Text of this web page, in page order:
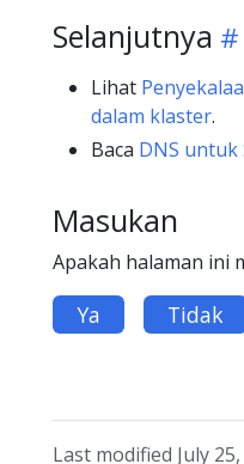
Selanjutnya
Lihat
dalam klaster.
Baca DNS untuk
Masukan
Apakah halaman ini
Ya Tidak
Last modified July